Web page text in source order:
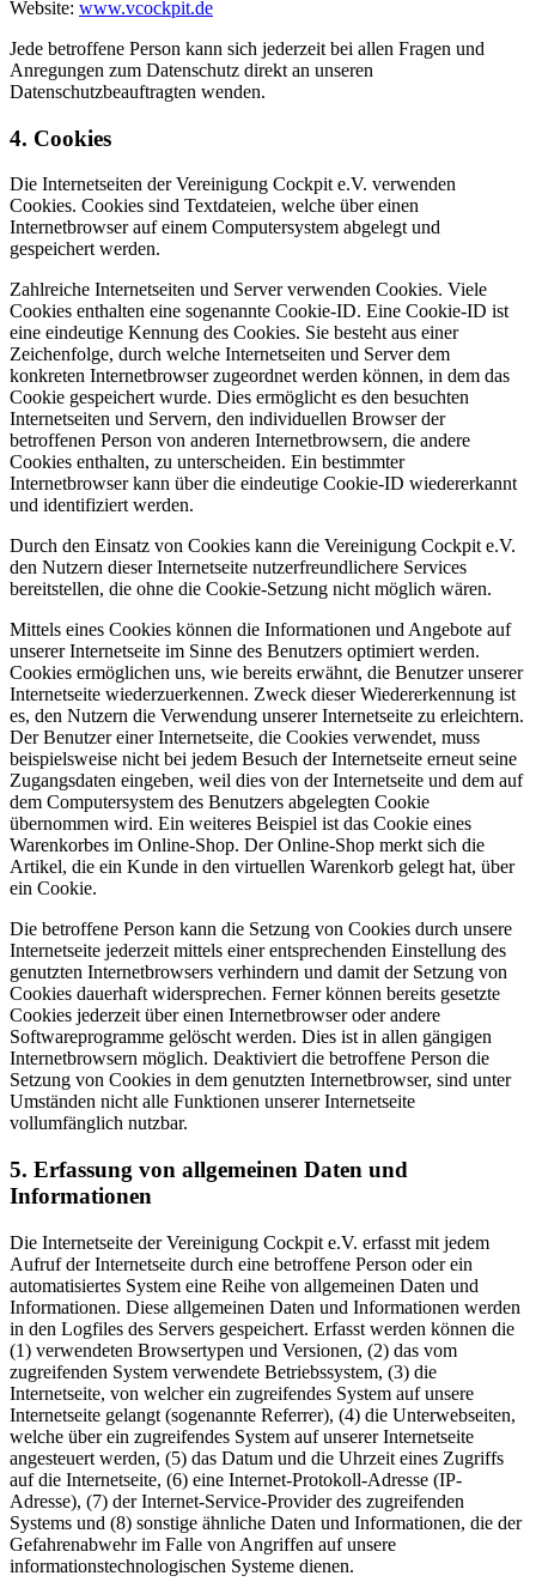
Website: www.vcockpit.de
Jede betroffene Person kann sich jederzeit bei allen Fragen und
Anregungen zum Datenschutz direkt an unseren
Datenschutzbeauftragten wenden.
4. Cookies
Die Internetseiten der Vereinigung Cockpit e.V. verwenden
Cookies. Cookies sind Textdateien, welche über einen
Internetbrowser auf einem Computersystem abgelegt und
gespeichert werden.
Zahlreiche Internetseiten und Server verwenden Cookies. Viele
Cookies enthalten eine sogenannte Cookie-ID. Eine Cookie-ID ist
eine eindeutige Kennung des Cookies. Sie besteht aus einer
Zeichenfolge, durch welche Internetseiten und Server dem
konkreten Internetbrowser zugeordnet werden können, in dem das
Cookie gespeichert wurde. Dies ermöglicht es den besuchten
Internetseiten und Servern, den individuellen Browser der
betroffenen Person von anderen Internetbrowsern, die andere
Cookies enthalten, zu unterscheiden. Ein bestimmter
Internetbrowser kann über die eindeutige Cookie-ID wiedererkannt
und identifiziert werden.
Durch den Einsatz von Cookies kann die Vereinigung Cockpit e.V.
den Nutzern dieser Internetseite nutzerfreundlichere Services
bereitstellen, die ohne die Cookie-Setzung nicht möglich wären.
Mittels eines Cookies können die Informationen und Angebote auf
unserer Internetseite im Sinne des Benutzers optimiert werden.
Cookies ermöglichen uns, wie bereits erwähnt, die Benutzer unserer
Internetseite wiederzuerkennen. Zweck dieser Wiedererkennung ist
es, den Nutzern die Verwendung unserer Internetseite zu erleichtern.
Der Benutzer einer Internetseite, die Cookies verwendet, muss
beispielsweise nicht bei jedem Besuch der Internetseite erneut seine
Zugangsdaten eingeben, weil dies von der Internetseite und dem auf
dem Computersystem des Benutzers abgelegten Cookie
übernommen wird. Ein weiteres Beispiel ist das Cookie eines
Warenkorbes im Online-Shop. Der Online-Shop merkt sich die
Artikel, die ein Kunde in den virtuellen Warenkorb gelegt hat, über
ein Cookie.
Die betroffene Person kann die Setzung von Cookies durch unsere
Internetseite jederzeit mittels einer entsprechenden Einstellung des
genutzten Internetbrowsers verhindern und damit der Setzung von
Cookies dauerhaft widersprechen. Ferner können bereits gesetzte
Cookies jederzeit über einen Internetbrowser oder andere
Softwareprogramme gelöscht werden. Dies ist in allen gängigen
Internetbrowsern möglich. Deaktiviert die betroffene Person die
Setzung von Cookies in dem genutzten Internetbrowser, sind unter
Umständen nicht alle Funktionen unserer Internetseite
vollumfänglich nutzbar.
5. Erfassung von allgemeinen Daten und
Informationen
Die Internetseite der Vereinigung Cockpit e.V. erfasst mit jedem
Aufruf der Internetseite durch eine betroffene Person oder ein
automatisiertes System eine Reihe von allgemeinen Daten und
Informationen. Diese allgemeinen Daten und Informationen werden
in den Logfiles des Servers gespeichert. Erfasst werden können die
(1) verwendeten Browsertypen und Versionen, (2) das vom
zugreifenden System verwendete Betriebssystem, (3) die
Internetseite, von welcher ein zugreifendes System auf unsere
Internetseite gelangt (sogenannte Referrer), (4) die Unterwebseiten,
welche über ein zugreifendes System auf unserer Internetseite
angesteuert werden, (5) das Datum und die Uhrzeit eines Zugriffs
auf die Internetseite, (6) eine Internet-Protokoll-Adresse (IP-
Adresse), (7) der Internet-Service-Provider des zugreifenden
Systems und (8) sonstige ähnliche Daten und Informationen, die der
Gefahrenabwehr im Falle von Angriffen auf unsere
informationstechnologischen Systeme dienen.